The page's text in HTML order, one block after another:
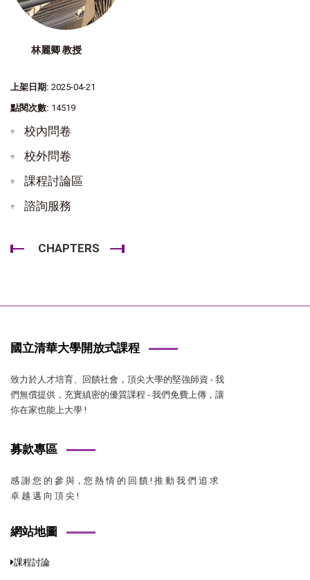
林麗卿 教授
上架日期: 2025-04-21
點閱次數: 14519
校內問卷
校外問卷
課程討論區
諮詢服務
CHAPTERS
國立清華大學開放式課程
致力於人才培育、回饋社會，頂尖大學的堅強師資 - 我
們無償提供，充實縝密的優質課程 - 我們免費上傳，讓
你在家也能上大學 !
募款專區
感 謝 您 的 參 與，您 熱 情 的 回 饋 ! 推 動 我 們 追 求
卓 越 邁 向 頂 尖 !
網站地圖
課程討論